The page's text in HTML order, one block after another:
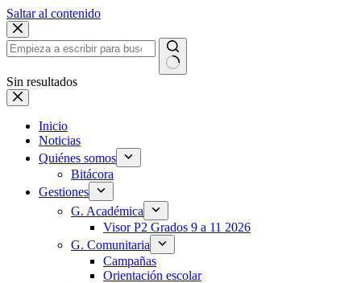
Saltar al contenido
Sin resultados
Inicio
Noticias
Quiénes somos
Bitácora
Gestiones
G. Académica
Visor P2 Grados 9 a 11 2026
G. Comunitaria
Campañas
Orientación escolar